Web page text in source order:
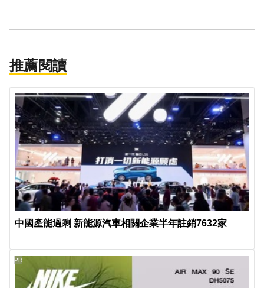
推薦閱讀
中國產能過剩 新能源汽車相關企業半年註銷7632家
PR